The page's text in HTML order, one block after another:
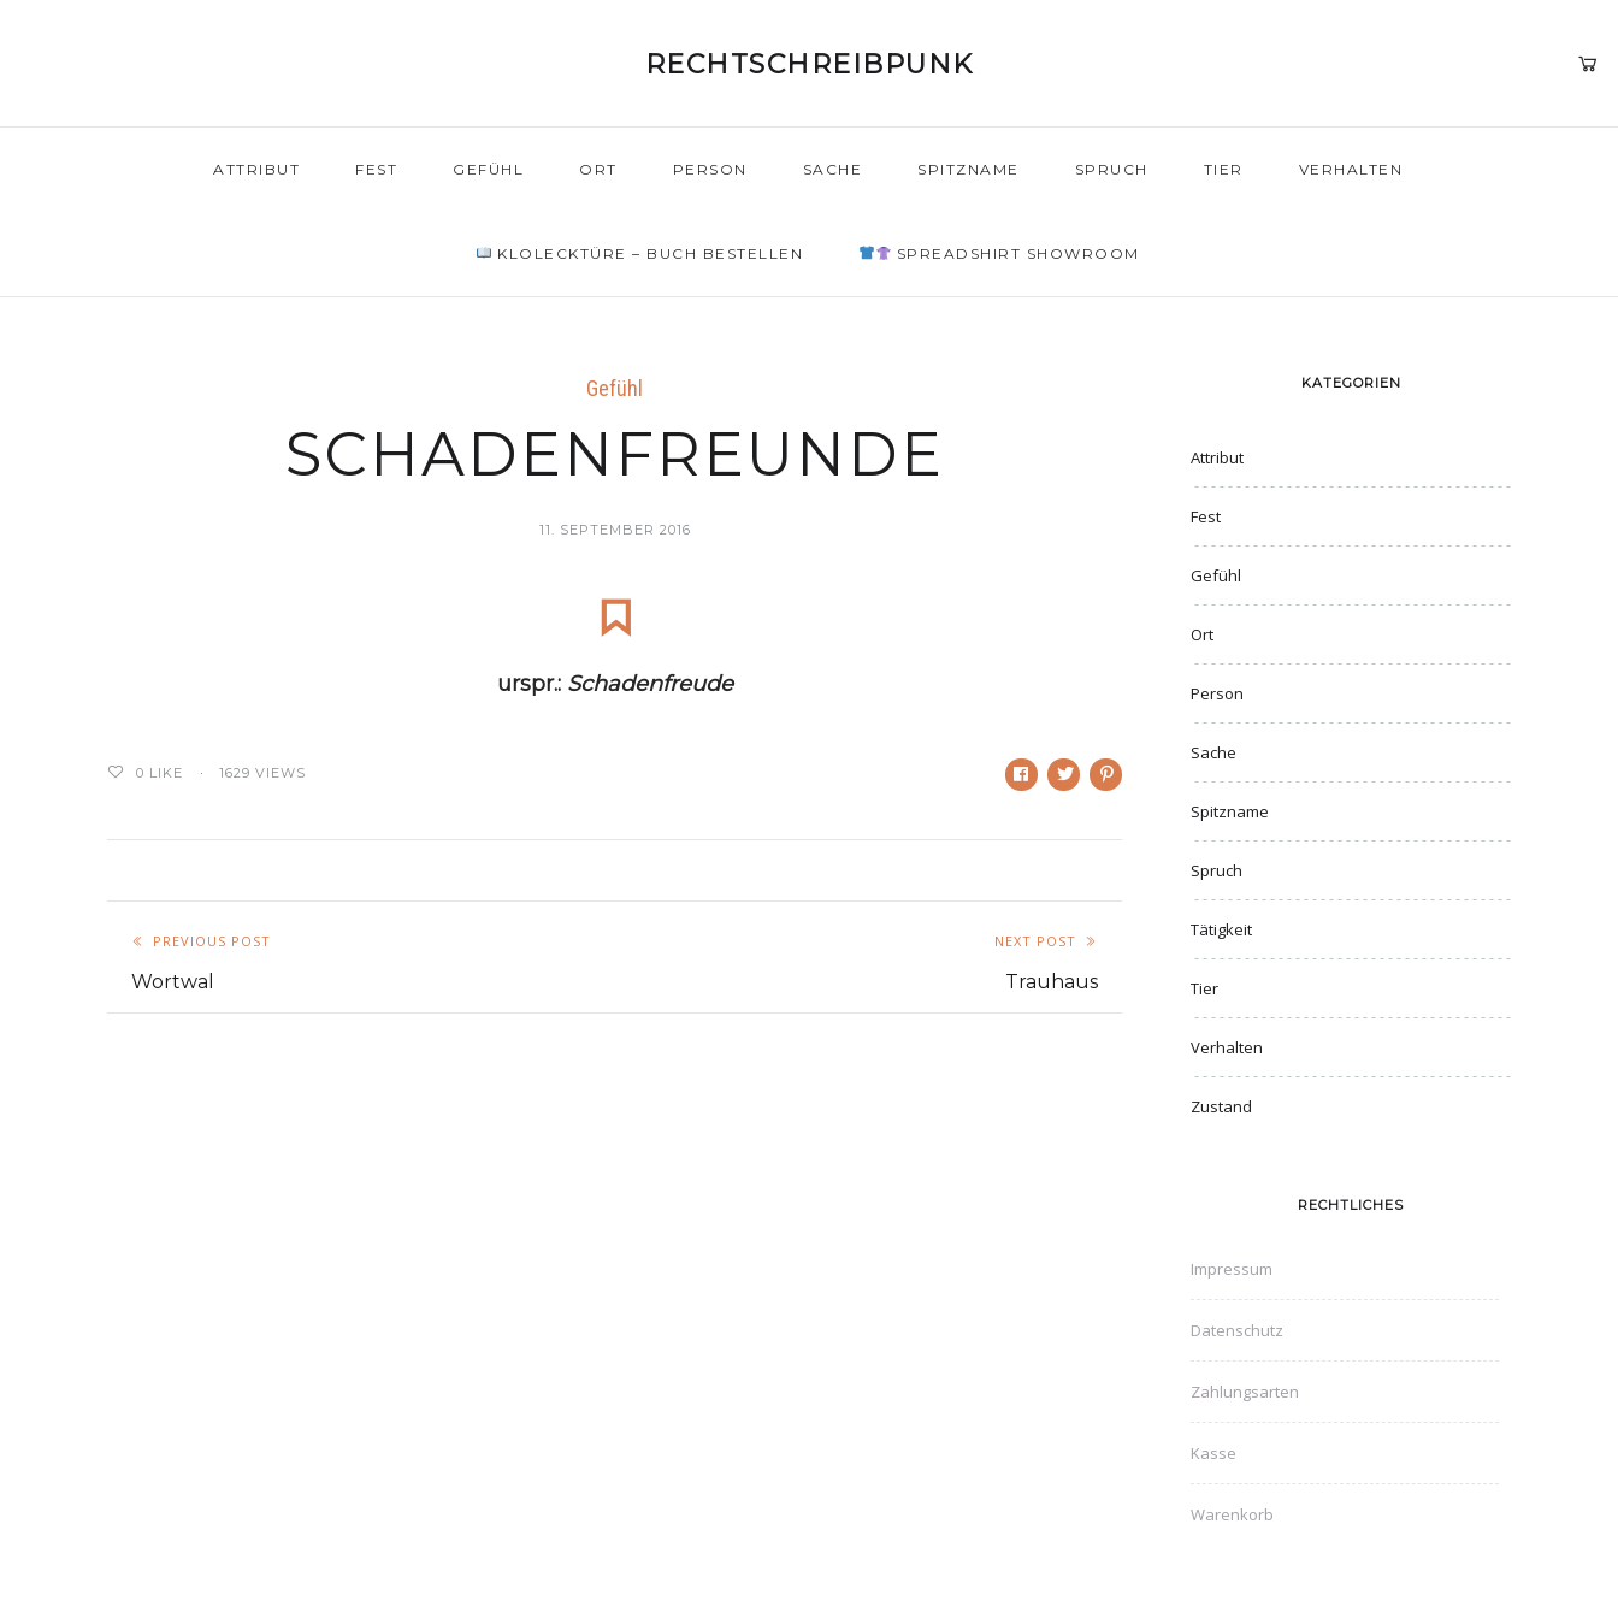
RECHTSCHREIBPUNK
ATTRIBUT FEST GEFÜHL ORT PERSON SACHE SPITZNAME SPRUCH TIER VERHALTEN
KLOLECKTÜRE – BUCH BESTELLEN SPREADSHIRT SHOWROOM
Gefühl
SCHADENFREUNDE
11. SEPTEMBER 2016
urspr.: Schadenfreude
0 LIKE 1629 VIEWS
PREVIOUS POST
Wortwal
NEXT POST
Trauhaus
KATEGORIEN
Attribut
Fest
Gefühl
Ort
Person
Sache
Spitzname
Spruch
Tätigkeit
Tier
Verhalten
Zustand
RECHTLICHES
Impressum
Datenschutz
Zahlungsarten
Kasse
Warenkorb